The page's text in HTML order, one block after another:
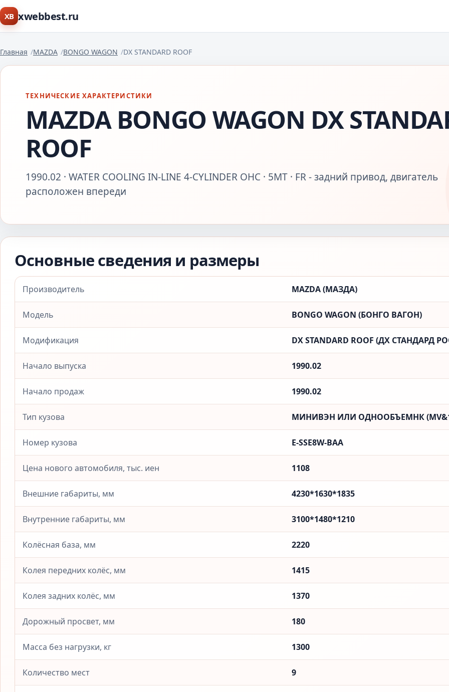
XB xwebbest.ru
Главная MAZDA BONGO WAGON DX STANDARD ROOF
ТЕХНИЧЕСКИЕ ХАРАКТЕРИСТИКИ
MAZDA BONGO WAGON DX
ROOF
1990.02 · WATER COOLING IN-LINE 4-CYLINDER OHC · 5MT · FR - задний привод, двигатель
расположен впереди
Основные сведения и размеры
Производитель MAZDA (МАЗДА)
Модель BONGO WAGON (БОНГО ВАГОН)
Модификация DX STANDARD ROOF (ДX СТАНДАРД
Начало выпуска 1990.02
Начало продаж 1990.02
Тип кузова МИНИВЭН ИЛИ ОДНООБЪЕМНК
Номер кузова E-SSE8W-BAA
Цена нового автомобиля, тыс. иен 1108
Внешние габариты, мм 4230*1630*1835
Внутренние габариты, мм 3100*1480*1210
Колёсная база, мм 2220
Колея передних колёс, мм 1415
Колея задних колёс, мм 1370
Дорожный просвет, мм 180
Масса без нагрузки, кг 1300
Количество мест 9